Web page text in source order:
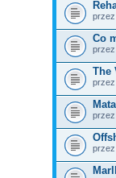
przez
Co
przez
The
przez
przez
przez